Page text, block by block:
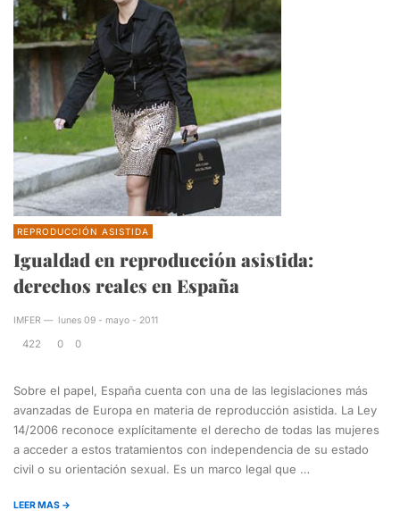
REPRODUCCIÓN ASISTIDA
Igualdad en reproducción asistida:
derechos reales en España
IMFER — lunes 09 - mayo - 2011
422 0 0
Sobre el papel, España cuenta con una de las legislaciones más
avanzadas de Europa en materia de reproducción asistida. La Ley
14/2006 reconoce explícitamente el derecho de todas las mujeres
a acceder a estos tratamientos con independencia de su estado
civil o su orientación sexual. Es un marco legal que …
LEER MAS →